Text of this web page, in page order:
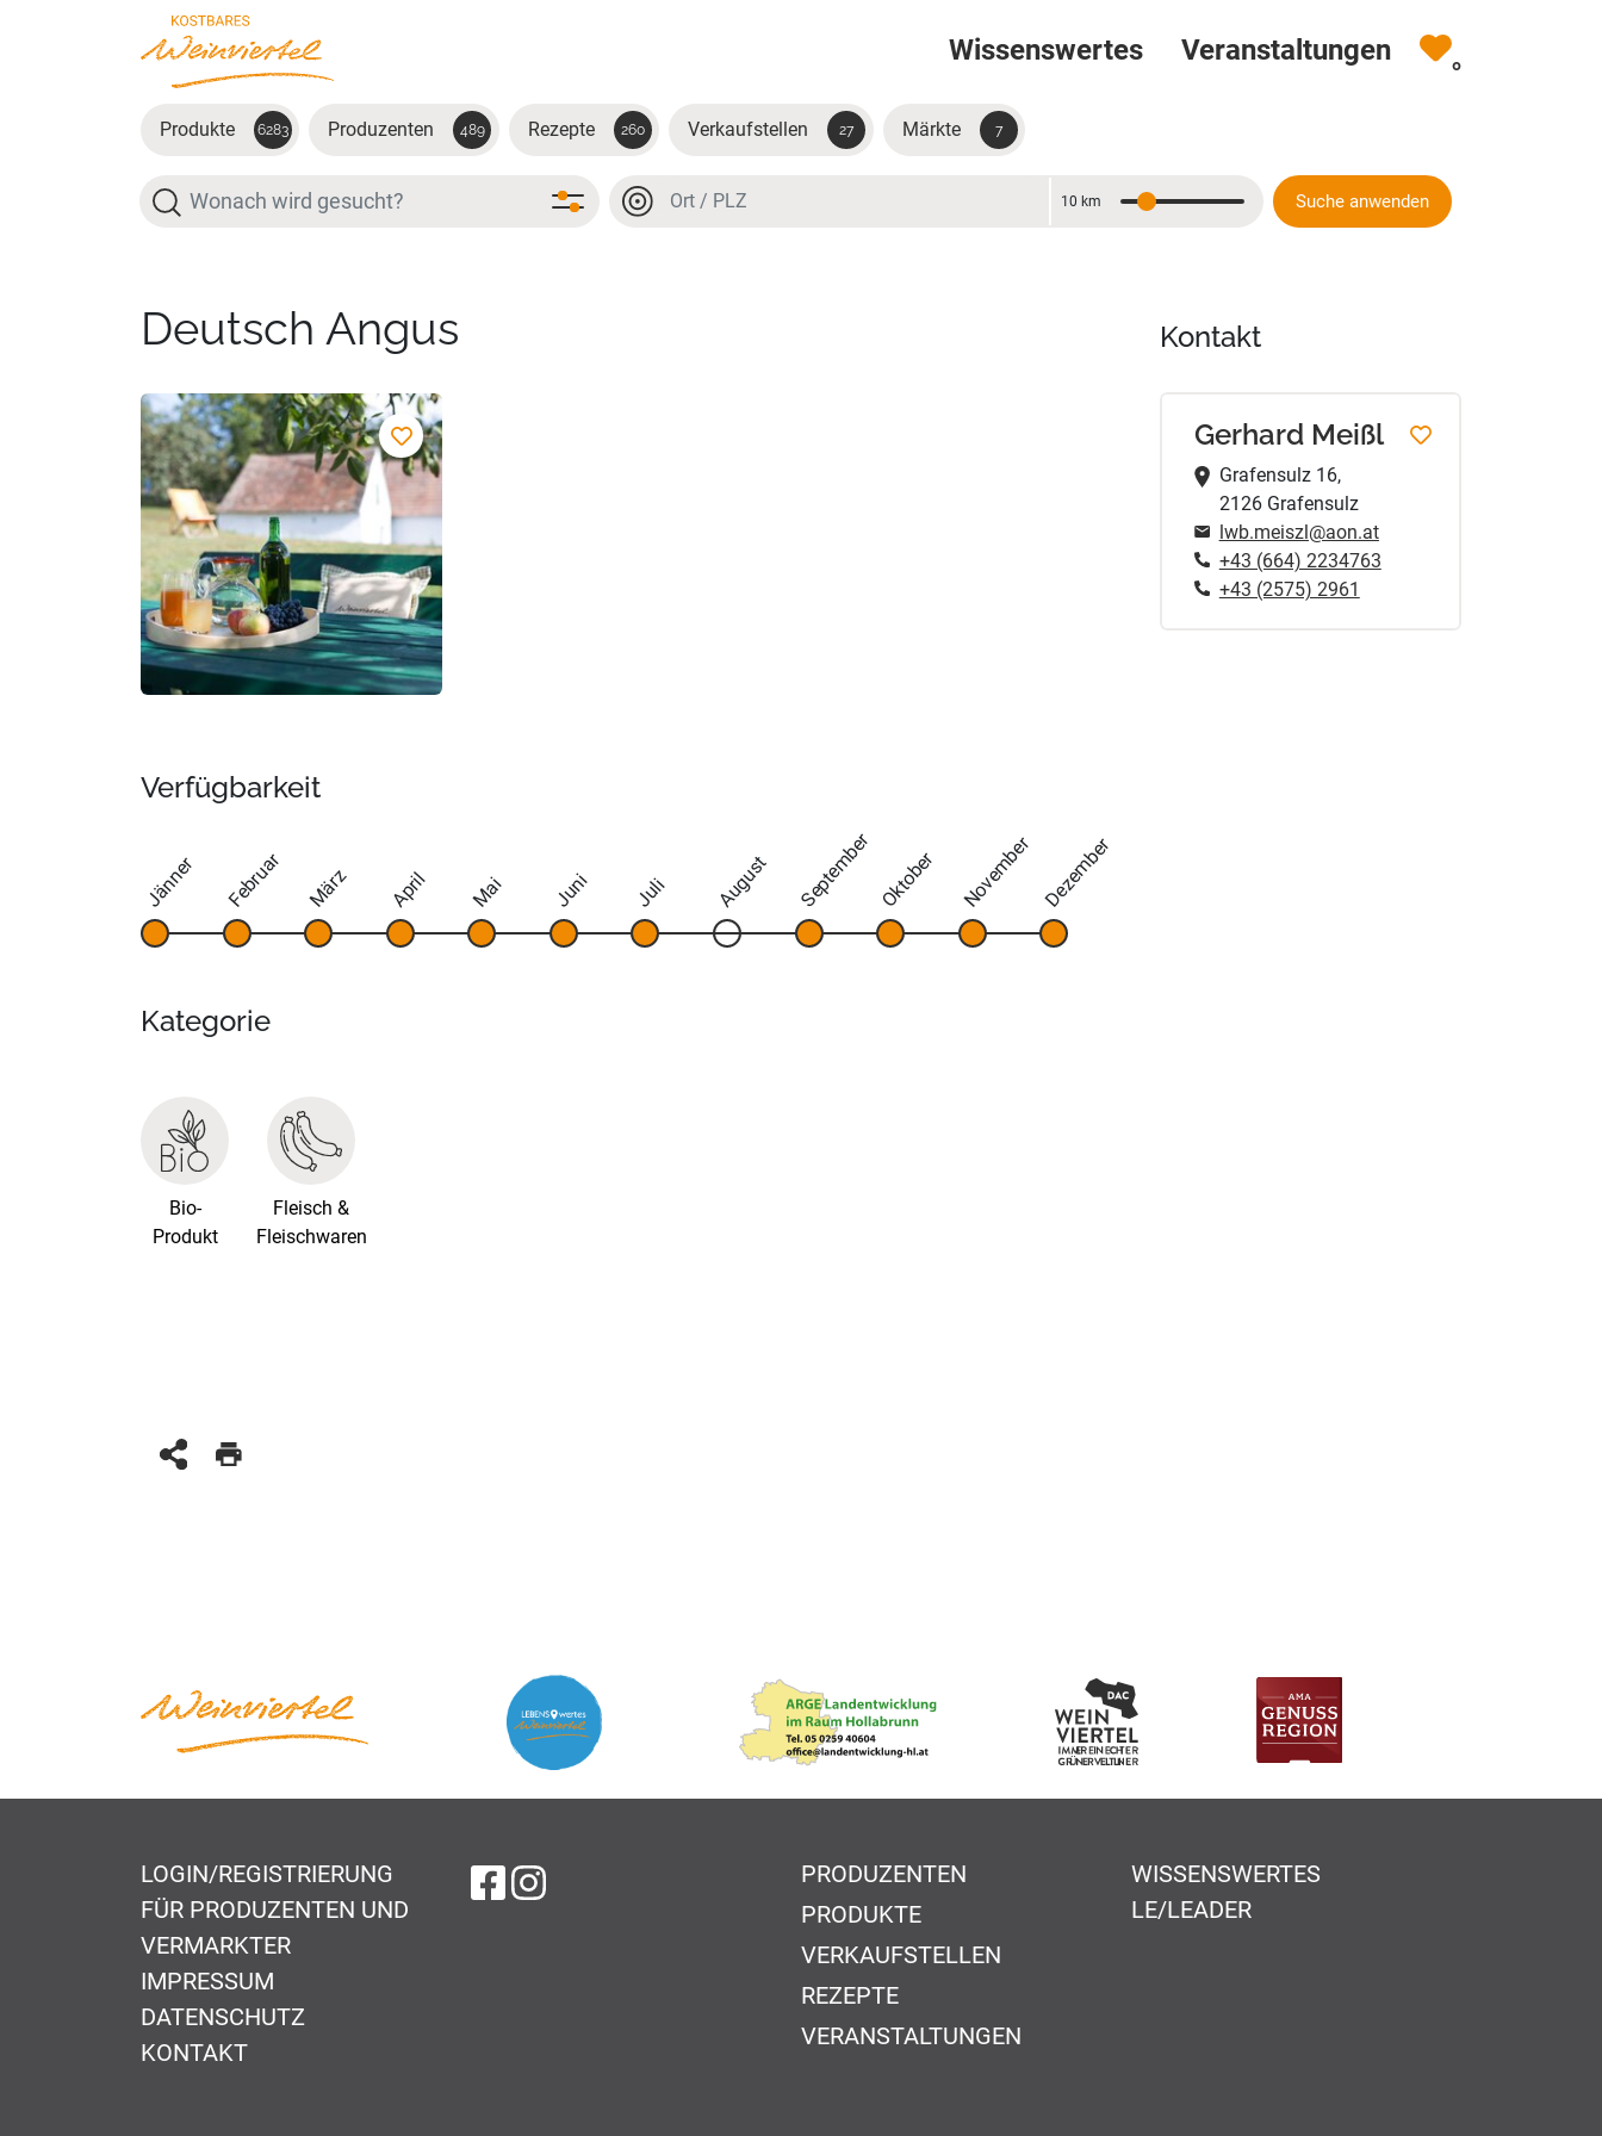
Zum Hauptinhalt springen
Wissenswertes Veranstaltungen 0
Produkte 6283 Produzenten 489 Rezepte 260 Verkaufstellen 27 Märkte 7
Suche Ort oder PLZ
Entfernung
10 km Suche anwenden
Deutsch Angus
Verfügbarkeit
Jänner Februar März April Mai Juni Juli August September Oktober November Dezember
Kategorie
Bio-
Produkt
Fleisch &
Fleischwaren
Kontakt
Gerhard Meißl
Grafensulz 16,
2126 Grafensulz
lwb.meiszl@aon.at
+43 (664) 2234763
+43 (2575) 2961
LOGIN/REGISTRIERUNG
FÜR PRODUZENTEN UND
VERMARKTER
IMPRESSUM
DATENSCHUTZ
KONTAKT
auf Facebook
auf Instagram
PRODUZENTEN
PRODUKTE
VERKAUFSTELLEN
REZEPTE
VERANSTALTUNGEN
WISSENSWERTES
LE/LEADER